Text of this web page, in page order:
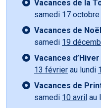
Vacances de la
samedi 17 octobre
Vacances de
samedi 19
Vacances
13 février au lundi 1
Vacances de
samedi 10 avril au